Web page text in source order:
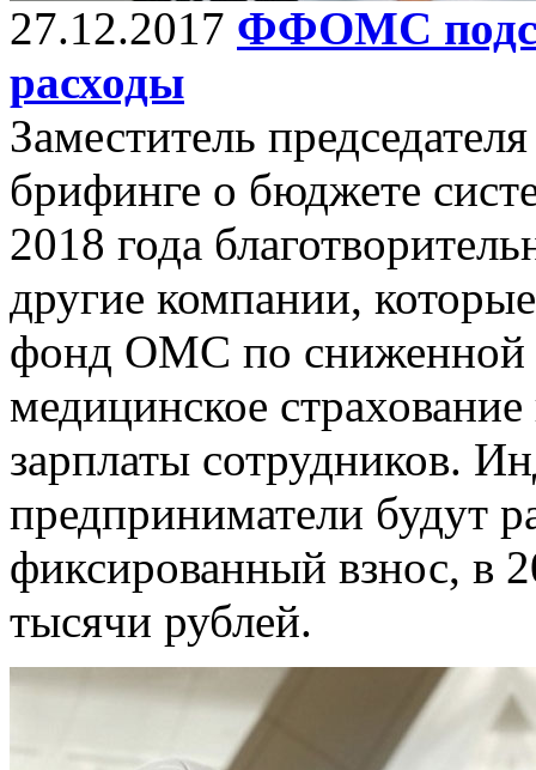
27.12.2017 ФФОМС
расходы
Заместитель
брифинге о бюджете
2018 года
другие компании,
фонд ОМС по сниженной
медицинское
зарплаты сотрудников.
предприниматели будут
фиксированный взнос, в
тысячи рублей.